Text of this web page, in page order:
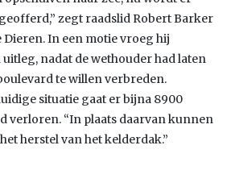
zegt raadslid Robert Barker
Dieren. In een motie vroeg hij
nadat de wethouder had laten
te willen verbreden.
situatie gaat er bijna 8900
verloren. “In plaats daarvan kunnen
herstel van het kelderdak.”